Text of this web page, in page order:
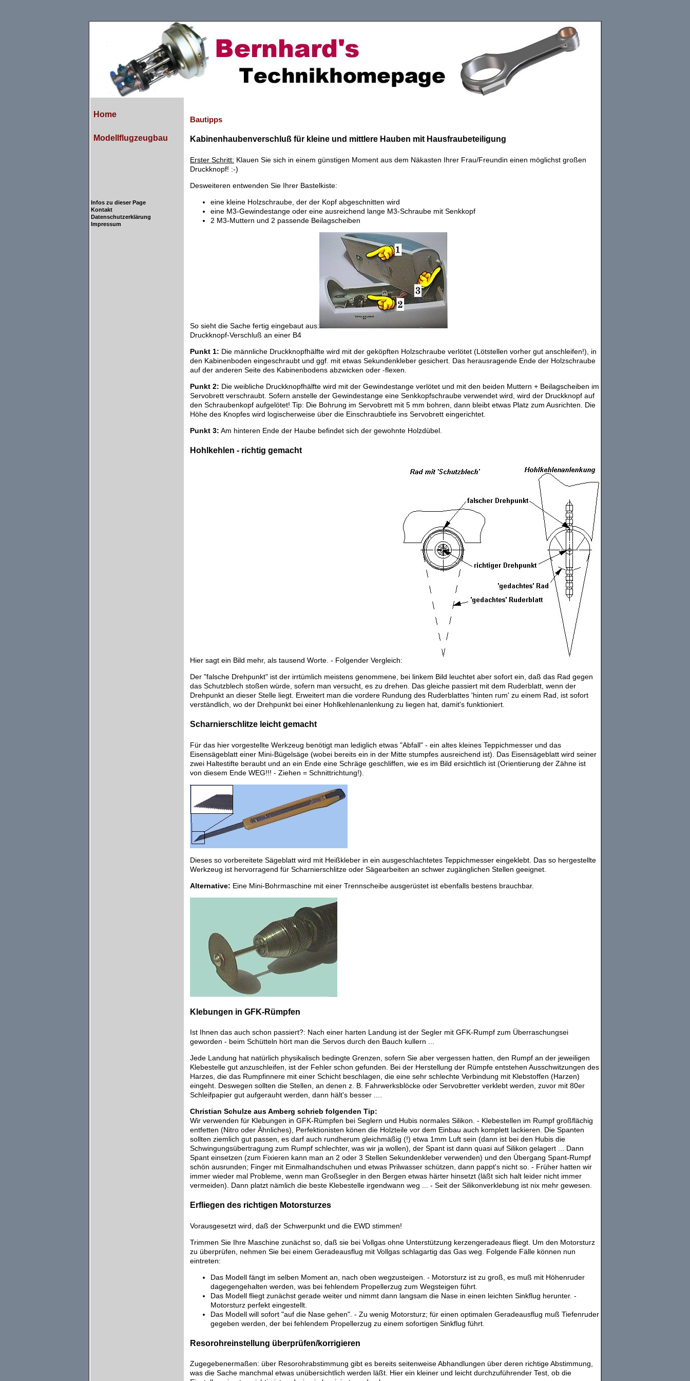
Home
Modellflugzeugbau
Infos zu dieser Page
Kontakt
Datenschutzerklärung
Impressum
Bautipps
Kabinenhaubenverschluß für kleine und mittlere Hauben mit Hausfraubeteiligung
Erster Schritt: Klauen Sie sich in einem günstigen Moment aus dem Näkasten Ihrer Frau/Freundin einen möglichst großen
Druckknopf! :-)
Desweiteren entwenden Sie Ihrer Bastelkiste:
eine kleine Holzschraube, der der Kopf abgeschnitten wird
eine M3-Gewindestange oder eine ausreichend lange M3-Schraube mit Senkkopf
2 M3-Muttern und 2 passende Beilagscheiben
So sieht die Sache fertig eingebaut aus:
Druckknopf-Verschluß an einer B4
Punkt 1: Die männliche Druckknopfhälfte wird mit der geköpften Holzschraube verlötet (Lötstellen vorher gut anschleifen!), in
den Kabinenboden eingeschraubt und ggf. mit etwas Sekundenkleber gesichert. Das herausragende Ende der Holzschraube
auf der anderen Seite des Kabinenbodens abzwicken oder -flexen.
Punkt 2: Die weibliche Druckknopfhälfte wird mit der Gewindestange verlötet und mit den beiden Muttern + Beilagscheiben im
Servobrett verschraubt. Sofern anstelle der Gewindestange eine Senkkopfschraube verwendet wird, wird der Druckknopf auf
den Schraubenkopf aufgelötet! Tip: Die Bohrung im Servobrett mit 5 mm bohren, dann bleibt etwas Platz zum Ausrichten. Die
Höhe des Knopfes wird logischerweise über die Einschraubtiefe ins Servobrett eingerichtet.
Punkt 3: Am hinteren Ende der Haube befindet sich der gewohnte Holzdübel.
Hohlkehlen - richtig gemacht
Hier sagt ein Bild mehr, als tausend Worte. - Folgender Vergleich:
Der "falsche Drehpunkt" ist der irrtümlich meistens genommene, bei linkem Bild leuchtet aber sofort ein, daß das Rad gegen
das Schutzblech stoßen würde, sofern man versucht, es zu drehen. Das gleiche passiert mit dem Ruderblatt, wenn der
Drehpunkt an dieser Stelle liegt. Erweitert man die vordere Rundung des Ruderblattes 'hinten rum' zu einem Rad, ist sofort
verständlich, wo der Drehpunkt bei einer Hohlkehlenanlenkung zu liegen hat, damit's funktioniert.
Scharnierschlitze leicht gemacht
Für das hier vorgestellte Werkzeug benötigt man lediglich etwas "Abfall" - ein altes kleines Teppichmesser und das
Eisensägeblatt einer Mini-Bügelsäge (wobei bereits ein in der Mitte stumpfes ausreichend ist). Das Eisensägeblatt wird seiner
zwei Haltestifte beraubt und an ein Ende eine Schräge geschliffen, wie es im Bild ersichtlich ist (Orientierung der Zähne ist
von diesem Ende WEG!!! - Ziehen = Schnittrichtung!).
Dieses so vorbereitete Sägeblatt wird mit Heißkleber in ein ausgeschlachtetes Teppichmesser eingeklebt. Das so hergestellte
Werkzeug ist hervorragend für Scharnierschlitze oder Sägearbeiten an schwer zugänglichen Stellen geeignet.
Alternative: Eine Mini-Bohrmaschine mit einer Trennscheibe ausgerüstet ist ebenfalls bestens brauchbar.
Klebungen in GFK-Rümpfen
Ist Ihnen das auch schon passiert?: Nach einer harten Landung ist der Segler mit GFK-Rumpf zum Überraschungsei
geworden - beim Schütteln hört man die Servos durch den Bauch kullern ...
Jede Landung hat natürlich physikalisch bedingte Grenzen, sofern Sie aber vergessen hatten, den Rumpf an der jeweiligen
Klebestelle gut anzuschleifen, ist der Fehler schon gefunden. Bei der Herstellung der Rümpfe entstehen Ausschwitzungen des
Harzes, die das Rumpfinnere mit einer Schicht beschlagen, die eine sehr schlechte Verbindung mit Klebstoffen (Harzen)
eingeht. Deswegen sollten die Stellen, an denen z. B. Fahrwerksblöcke oder Servobretter verklebt werden, zuvor mit 80er
Schleifpapier gut aufgerauht werden, dann hält's besser ....
Christian Schulze aus Amberg schrieb folgenden Tip:
Wir verwenden für Klebungen in GFK-Rümpfen bei Seglern und Hubis normales Silikon. - Klebestellen im Rumpf großflächig
entfetten (Nitro oder Ähnliches), Perfektionisten könen die Holzteile vor dem Einbau auch komplett lackieren. Die Spanten
sollten ziemlich gut passen, es darf auch rundherum gleichmäßig (!) etwa 1mm Luft sein (dann ist bei den Hubis die
Schwingungsübertragung zum Rumpf schlechter, was wir ja wollen), der Spant ist dann quasi auf Silikon gelagert ... Dann
Spant einsetzen (zum Fixieren kann man an 2 oder 3 Stellen Sekundenkleber verwenden) und den Übergang Spant-Rumpf
schön ausrunden; Finger mit Einmalhandschuhen und etwas Prilwasser schützen, dann pappt's nicht so. - Früher hatten wir
immer wieder mal Probleme, wenn man Großsegler in den Bergen etwas härter hinsetzt (läßt sich halt leider nicht immer
vermeiden). Dann platzt nämlich die beste Klebestelle irgendwann weg ... - Seit der Silikonverklebung ist nix mehr gewesen.
Erfliegen des richtigen Motorsturzes
Vorausgesetzt wird, daß der Schwerpunkt und die EWD stimmen!
Trimmen Sie Ihre Maschine zunächst so, daß sie bei Vollgas ohne Unterstützung kerzengeradeaus fliegt. Um den Motorsturz
zu überprüfen, nehmen Sie bei einem Geradeausflug mit Vollgas schlagartig das Gas weg. Folgende Fälle können nun
eintreten:
Das Modell fängt im selben Moment an, nach oben wegzusteigen. - Motorsturz ist zu groß, es muß mit Höhenruder
dagegengehalten werden, was bei fehlendem Propellerzug zum Wegsteigen führt.
Das Modell fliegt zunächst gerade weiter und nimmt dann langsam die Nase in einen leichten Sinkflug herunter. -
Motorsturz perfekt eingestellt.
Das Modell will sofort "auf die Nase gehen". - Zu wenig Motorsturz; für einen optimalen Geradeausflug muß Tiefenruder
gegeben werden, der bei fehlendem Propellerzug zu einem sofortigen Sinkflug führt.
Resorohreinstellung überprüfen/korrigieren
Zugegebenermaßen: über Resorohrabstimmung gibt es bereits seitenweise Abhandlungen über deren richtige Abstimmung,
was die Sache manchmal etwas unübersichtlich werden läßt. Hier ein kleiner und leicht durchzuführender Test, ob die